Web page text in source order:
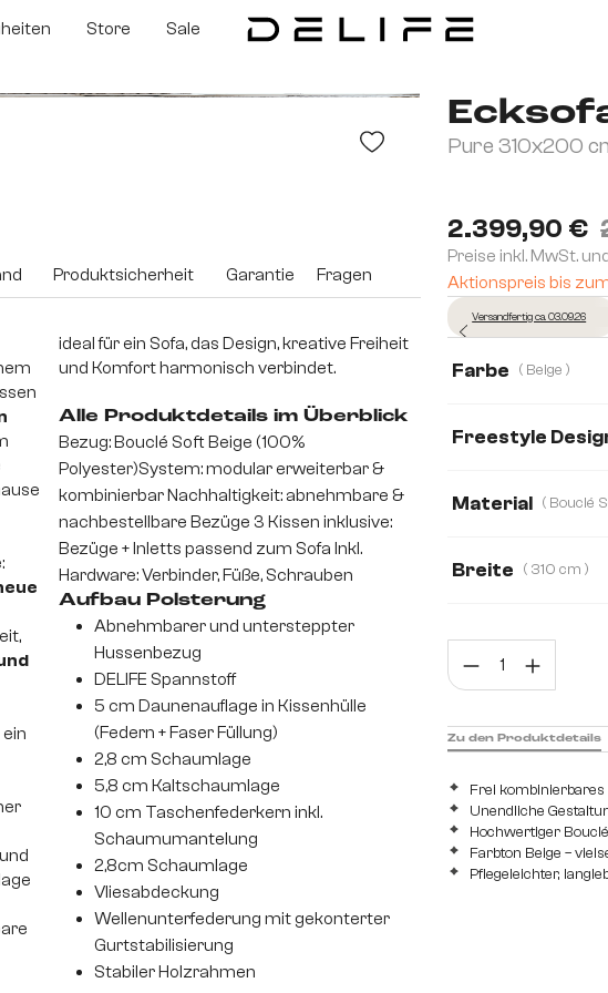
Store Sale
Pure 310x200
2.399,90 €
Preise inkl. MwSt.
Aktionspreis bis
Versandfertig ca. 03.09.26
Farbe ( Beige )
Freestyle
Material
Breite ( 310 cm )
Frei
Unendliche
Hochwertiger
Farbton Beige –
Pflegeleichter,
Zu den Produktdetails
Produktsicherheit Garantie Fragen
ideal für ein Sofa, das Design, kreative Freiheit
und Komfort harmonisch verbindet.
Alle Produktdetails im Überblick
Bezug: Bouclé Soft Beige (100%
Polyester)System: modular erweiterbar &
kombinierbar Nachhaltigkeit: abnehmbare &
nachbestellbare Bezüge 3 Kissen inklusive:
Bezüge + Inletts passend zum Sofa Inkl.
Hardware: Verbinder, Füße, Schrauben
Aufbau Polsterung
Abnehmbarer und untersteppter
Hussenbezug
DELIFE Spannstoff
5 cm Daunenauflage in Kissenhülle
(Federn + Faser Füllung)
2,8 cm Schaumlage
5,8 cm Kaltschaumlage
10 cm Taschenfederkern inkl.
Schaumumantelung
2,8cm Schaumlage
Vliesabdeckung
Wellenunterfederung mit gekonterter
Gurtstabilisierung
Stabiler Holzrahmen